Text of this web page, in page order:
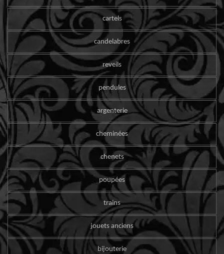
cartels
candelabres
reveils
pendules
argenterie
cheminées
chenets
poupées
trains
jouets anciens
bijouterie